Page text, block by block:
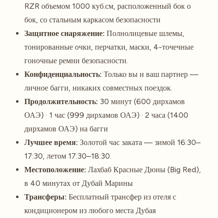
RZR объемом 1000 куб.см, расположенный бок о
бок, со стальным каркасом безопасности
Защитное снаряжение: Полнолицевые шлемы,
тонированные очки, перчатки, маски, 4-точечные
гоночные ремни безопасности.
Конфиденциальность: Только вы и ваш партнер —
личное багги, никаких совместных поездок.
Продолжительность: 30 минут (600 дирхамов
ОАЭ) · 1 час (999 дирхамов ОАЭ) · 2 часа (1400
дирхамов ОАЭ) на багги
Лучшее время: Золотой час заката — зимой 16:30–
17:30, летом 17:30–18:30.
Местоположение: Лахбаб Красные Дюны (Big Red),
в 40 минутах от Дубай Марины
Трансферы: Бесплатный трансфер из отеля с
кондиционером из любого места Дубая